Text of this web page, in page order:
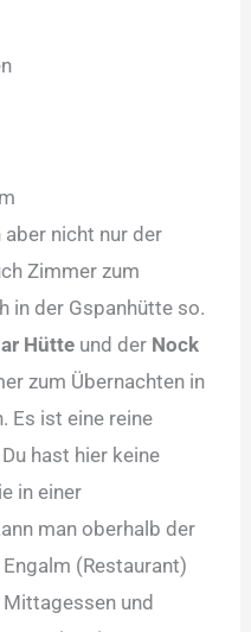
nicht nur der
Zimmer zum
in der Gspanhütte so.
Hütte und der Nock
zum Übernachten in
Es ist eine reine
hast hier keine
in einer
man oberhalb der
(Restaurant)
und